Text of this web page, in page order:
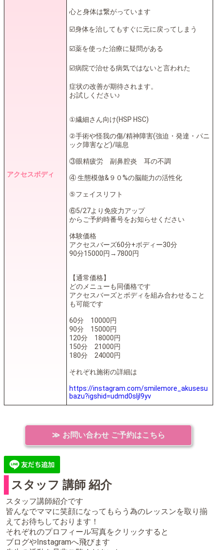
アクセスボディ
心と身体は繋がっています
☑️身体を治してもすぐに元に戻ってしまう
☑️薬を使った治療に疑問がある
☑️病院で治せる病気ではないと言われた
症状の改善が期待されます。
お試しください♪
①繊細さん向け(HSP HSC)
②手術や怪我の傷/精神障害(強迫・発達・パニ
ック障害など)/喘息
③眼精疲労 副鼻腔炎 耳の不調
④ 生態模倣&９０%の脳能力の活性化
⑤フェイスリフト
⑥5/27より免疫力アップ
からご予約時番号をお知らせください
体験価格
アクセスバーズ60分+ボディー30分
90分15000円→7800円
【通常価格】
どのメニューも同価格です
アクセスバーズとボディを組み合わせること
も可能です
60分 10000円
90分 15000円
120分 18000円
150分 21000円
180分 24000円
それぞれ施術の詳細は
https://instagram.com/smilemore_akusesu
bazu?igshid=udmd0sljl9yv
お問い合わせ ご予約はこちら
スタッフ 講師 紹介
スタッフ講師紹介です
皆んなでママに笑顔になってもらう為のレッスンを取り揃
えてお待ちしております！
それぞれのプロフィール写真をクリックすると
ブログやInstagramへ飛びます